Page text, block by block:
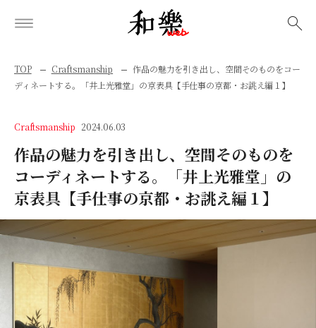
TOP Craftsmanship
作品の魅力を引き出し、空間そのものをコー
ディネートする。「井上光雅堂」の京表具【手仕事の京都・お誂え編１】
Craftsmanship 2024.06.03
作品の魅力を引き出し、空間そのものを
コーディネートする。「井上光雅堂」の
京表具【手仕事の京都・お誂え編１】